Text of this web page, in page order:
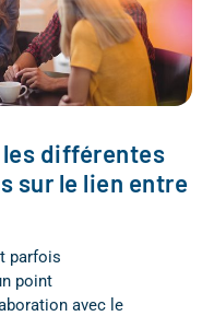
différentes
sur le lien entre
parfois
point
avec le